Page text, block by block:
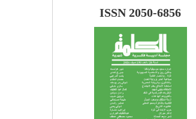
ISSN 2050-6856